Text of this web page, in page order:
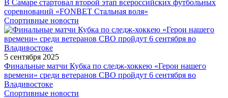
В Самаре стартовал второй этап всероссийских футбольных
соревнований «FONBET Стальная воля»
Спортивные новости
5 сентября 2025
Финальные матчи Кубка по следж-хоккею «Герои нашего
времени» среди ветеранов СВО пройдут 6 сентября во
Владивостоке
Спортивные новости